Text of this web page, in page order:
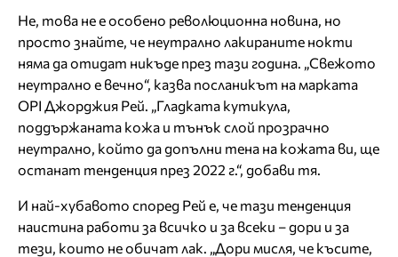
Не, това не е особено революционна новина, но
просто знайте, че неутрално лакираните нокти
няма да отидат никъде през тази година. „Свежото
неутрално е вечно“, казва посланикът на марката
OPI Джорджия Рей. „Гладката кутикула,
поддържаната кожа и тънък слой прозрачно
неутрално, който да допълни тена на кожата ви, ще
останат тенденция през 2022 г.“, добави тя.
И най-хубавото според Рей е, че тази тенденция
наистина работи за всичко и за всеки – дори и за
тези, които не обичат лак. „Дори мисля, че късите,